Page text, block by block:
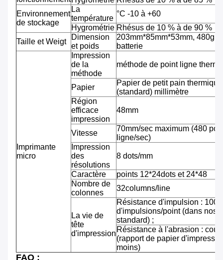
Environnement
de stockage
La
température
°C -10 à +60
Hygrométrie Rhésus de 10 % à de 90 %
Taille et Weigt
Dimension
et poids
203mm*85mm*53mm, 480g
batterie
Imprimante
micro
Impression
de la
méthode
méthode de point ligne
Papier
Papier de petit pain
(standard) millimètre
Région
efficace
impression
48mm
Vitesse
70mm/sec maximum (480
ligne/sec)
Impression
des
résolutions
8 dots/mm
Caractère
points 12*24dots et 24*48
Nombre de
colonnes
32columns/line
La vie de
tête
d'impression
Résistance d'impulsion : 100
d'impulsions/point (dans nos
standard) ;
Résistance à l'abrasion :
(rapport de papier
moins)
FAQ :